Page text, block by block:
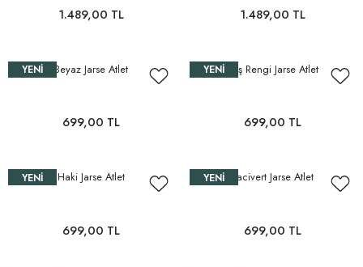
1.489,00 TL 1.489,00 TL
YENI Beyaz Jarse Atlet
699,00 TL
YENI Taş Rengi Jarse Atlet
699,00 TL
YENI Haki Jarse Atlet
699,00 TL
YENI Lacivert Jarse Atlet
699,00 TL